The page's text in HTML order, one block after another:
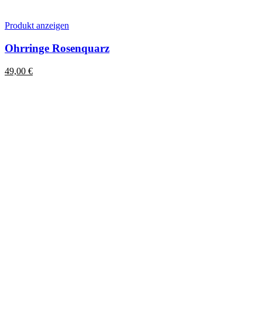
Produkt anzeigen
Ohrringe Rosenquarz
49,00 €